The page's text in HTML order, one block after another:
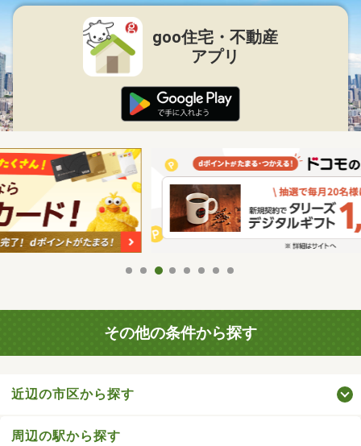
goo住宅・不動産
アプリ
その他の条件から探す
近辺の市区から探す
周辺の駅から探す